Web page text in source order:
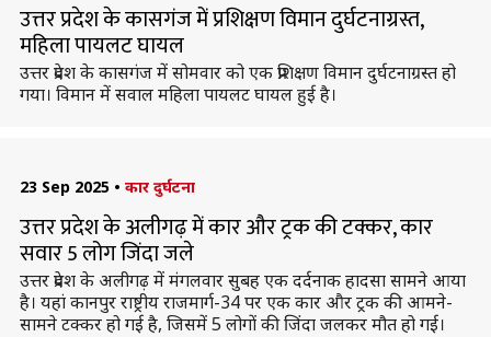
उत्तर प्रदेश के कासगंज में प्रशिक्षण विमान दुर्घटनाग्रस्त,
महिला पायलट घायल
उत्तर प्रदेश के कासगंज में सोमवार को एक प्रशिक्षण विमान दुर्घटनाग्रस्त हो
गया। विमान में सवाल महिला पायलट घायल हुई है।
23 Sep 2025 • कार दुर्घटना
उत्तर प्रदेश के अलीगढ़ में कार और ट्रक की टक्कर, कार
सवार 5 लोग जिंदा जले
उत्तर प्रदेश के अलीगढ़ में मंगलवार सुबह एक दर्दनाक हादसा सामने आया
है। यहां कानपुर राष्ट्रीय राजमार्ग-34 पर एक कार और ट्रक की आमने-
सामने टक्कर हो गई है, जिसमें 5 लोगों की जिंदा जलकर मौत हो गई।